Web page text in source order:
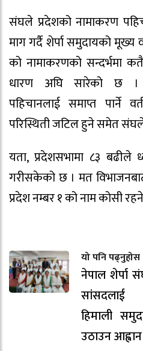
संघले प्रदेशको नामाकरण
माग गर्दै शेर्पा समुदायको मूख्य
को नामाकरणको सन्दर्भमा
धारण अघि सारेको छ ।
पहिचानलाई समाप्त पार्ने
परिस्थिती जटिल हुने समेत
यता, प्रदेशसभामा ८३ बढीले
गरीसकेको छ । मत
प्रदेश नम्बर १ को नाम कोसी
यो पनि पढ्नुहोस
नेपाल शेर्पा
सांसदलाई
हिमाली
उठाउन आह्वान